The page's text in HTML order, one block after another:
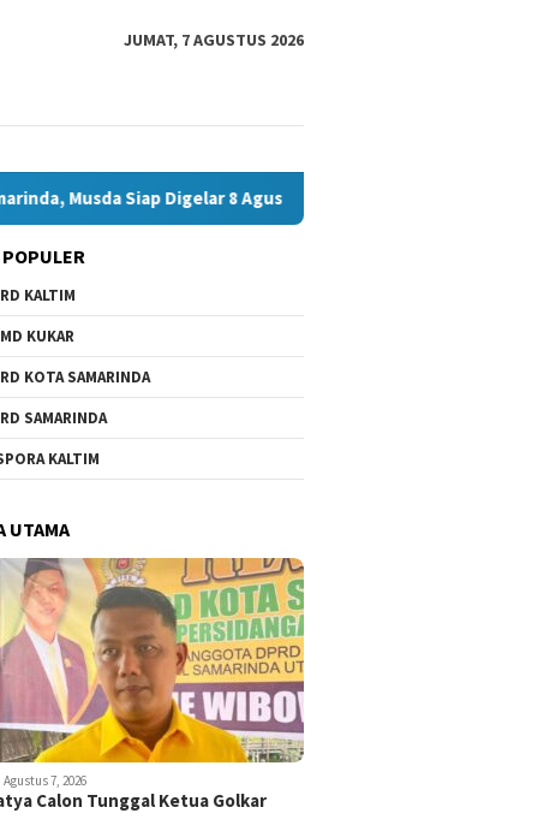
JUMAT, 7 AGUSTUS 2026
Siap Digelar 8 Agustus 2026
KALTIM
KUKAR
KOTA SAMARINDA
SAMARINDA
KALTIM
UTAMA
Agustus 7, 2026
Calon Tunggal Ketua Golkar